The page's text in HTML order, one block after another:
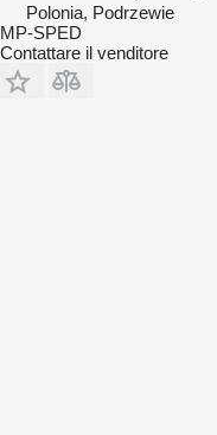
Polonia, Podrzewie
MP-SPED
Contattare il venditore